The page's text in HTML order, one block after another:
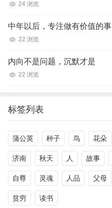
24 浏览
中年以后，专注做有价值的事
22 浏览
内向不是问题，沉默才是
22 浏览
标签列表
蒲公英 种子 鸟 花朵
济南 秋天 人 故事
自尊 灵魂 人品 父母
贫穷 读书